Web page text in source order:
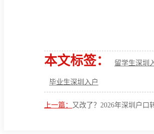
本文标签： 留学生深圳
毕业生深圳入户
上一篇： 又改了？2026年深圳户口